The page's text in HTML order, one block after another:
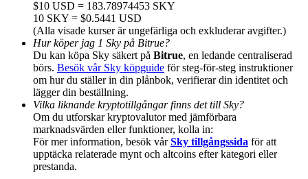
BTC Welcome Rewards
Deposit & Trade BTC to Share 25000 USDT prize pool!
Deposit CASHCAT & Win
$10 USD = 183.78974453 SKY
10 SKY = $0.5441 USD
(Alla visade kurser är ungefärliga och exkluderar avgifter.)
Hur köper jag 1 Sky på Bitrue?
Du kan köpa Sky säkert på Bitrue, en ledande centraliserad
börs. Besök vår Sky köpguide för steg-för-steg instruktioner
om hur du ställer in din plånbok, verifierar din identitet och
lägger din beställning.
Vilka liknande kryptotillgångar finns det till Sky?
Om du utforskar kryptovalutor med jämförbara
marknadsvärden eller funktioner, kolla in:
För mer information, besök vårSky tillgångssida för att
upptäcka relaterade mynt och altcoins efter kategori eller
prestanda.